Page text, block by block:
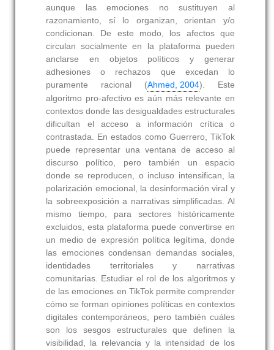
aunque las emociones no sustituyen al
razonamiento, sí lo organizan, orientan y/o
condicionan. De este modo, los afectos que
circulan socialmente en la plataforma pueden
anclarse en objetos políticos y generar
adhesiones o rechazos que excedan lo
puramente racional (Ahmed, 2004). Este
algoritmo pro-afectivo es aún más relevante en
contextos donde las desigualdades estructurales
dificultan el acceso a información crítica o
contrastada. En estados como Guerrero, TikTok
puede representar una ventana de acceso al
discurso político, pero también un espacio
donde se reproducen, o incluso intensifican, la
polarización emocional, la desinformación viral y
la sobreexposición a narrativas simplificadas. Al
mismo tiempo, para sectores históricamente
excluidos, esta plataforma puede convertirse en
un medio de expresión política legítima, donde
las emociones condensan demandas sociales,
identidades territoriales y narrativas
comunitarias. Estudiar el rol de los algoritmos y
de las emociones en TikTok permite comprender
cómo se forman opiniones políticas en contextos
digitales contemporáneos, pero también cuáles
son los sesgos estructurales que definen la
visibilidad, la relevancia y la intensidad de los